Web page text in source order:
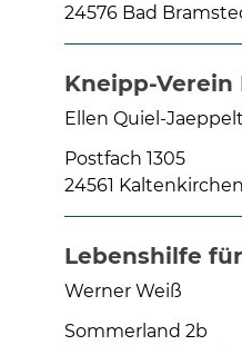
24576 Bad
Kneipp-
Ellen Quiel-Jaeppelt
Postfach 1305
24561 Kaltenkirchen
Lebenshilfe
Werner Weiß
Sommerland 2b